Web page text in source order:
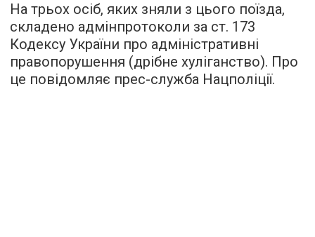
На трьох осіб, яких зняли з цього поїзда,
складено адмінпротоколи за ст. 173
Кодексу України про адміністративні
правопорушення (дрібне хуліганство). Про
це повідомляє прес-служба Нацполіції.